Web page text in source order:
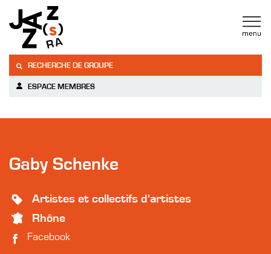
RECHERCHE DE GROUPE
ESPACE MEMBRES
Gaby Schenke
Artistes et collectifs d'artistes
Rhône
Facebook